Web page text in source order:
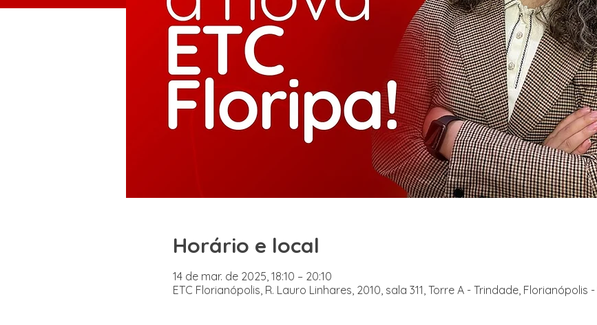
Horário e local
14 de mar. de 2025, 18:10 – 20:10
ETC Florianópolis, R. Lauro Linhares, 2010, sala 311, Torre A - Trindade, Florianópolis